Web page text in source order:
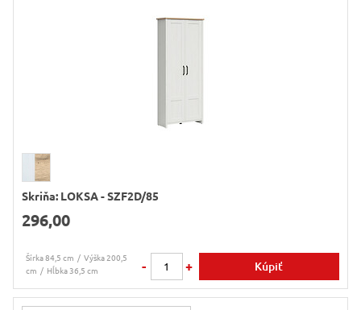
Skriňa: LOKSA - SZF2D/85
296,00
Šírka 84,5 cm
Výška 200,5
cm
Hĺbka 36,5 cm - + Kúpiť